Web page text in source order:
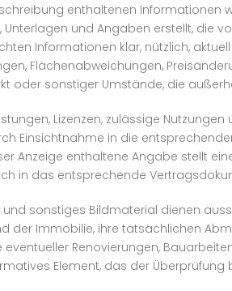
enthaltenen Informationen
und Angaben erstellt, die
Informationen klar, nützlich,
Flächenabweichungen,
oder sonstiger Umstände, die
Lizenzen, zulässige
Einsichtnahme in die
Anzeige enthaltene Angabe stellt
in das entsprechende
und sonstiges Bildmaterial dienen
der Immobilie, ihre tatsächlichen
Renovierungen,
Element, das der Überprüfung